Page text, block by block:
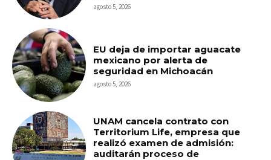
agosto 5, 2026
EU deja de importar aguacate
mexicano por alerta de
seguridad en Michoacán
agosto 5, 2026
UNAM cancela contrato con
Territorium Life, empresa que
realizó examen de admisión:
auditarán proceso de